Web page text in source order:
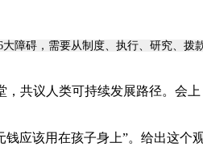
障碍，需要从制度、执行、研究、拨
议人类可持续发展路径。会上
应该用在孩子身上”。给出这